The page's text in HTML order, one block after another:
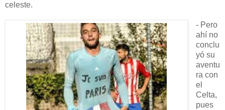
celeste.
- Pero
ahí no
conclu
yó su
aventu
ra con
el
Celta,
pues